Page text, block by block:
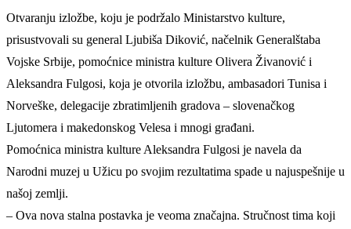
Otvaranju izložbe, koju je podržalo Ministarstvo kulture,
prisustvovali su general Ljubiša Diković, načelnik Generalštaba
Vojske Srbije, pomoćnice ministra kulture Olivera Živanović i
Aleksandra Fulgosi, koja je otvorila izložbu, ambasadori Tunisa i
Norveške, delegacije zbratimljenih gradova – slovenačkog
Ljutomera i makedonskog Velesa i mnogi građani.
Pomoćnica ministra kulture Aleksandra Fulgosi je navela da
Narodni muzej u Užicu po svojim rezultatima spade u najuspešnije u
našoj zemlji.
– Ova nova stalna postavka je veoma značajna. Stručnost tima koji